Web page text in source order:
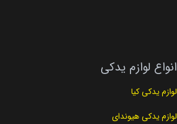
انواع لوازم یدکی
لوازم یدکی کیا
لوازم یدکی هیوندای